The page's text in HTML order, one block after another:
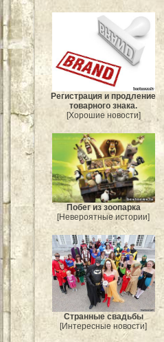
Регистрация и продление
товарного знака.
[Хорошие новости]
Побег из зоопарка
[Невероятные истории]
Странные свадьбы
[Интересные новости]